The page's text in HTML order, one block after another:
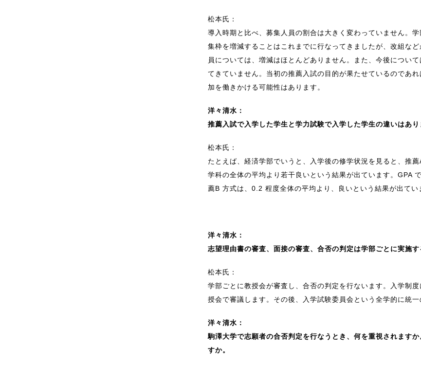
松本氏：
導入時期と比べ、募集人員の割合は大きく変わっていません。
集枠を増減することはこれまでに行なってきましたが、改組な
員については、増減はほとんどありません。また、今後につい
てきていません。当初の推薦入試の目的が果たせているのであ
加を働きかける可能性はあります。
洋々清水：
推薦入試で入学した学生と学力試験で入学した学生の違いはあり
松本氏：
たとえば、経済学部でいうと、入学後の修学状況を見ると、推
学科の全体の平均より若干良いという結果が出ています。GPA
薦B 方式は、0.2 程度全体の平均より、良いという結果が出てい
洋々清水：
志望理由書の審査、面接の審査、合否の判定は学部ごとに実施す
松本氏：
学部ごとに教授会が審査し、合否の判定を行ないます。入学制
授会で審議します。その後、入学試験委員会という全学的に統
洋々清水：
駒澤大学で志願者の合否判定を行なうとき、何を重視されます
すか。